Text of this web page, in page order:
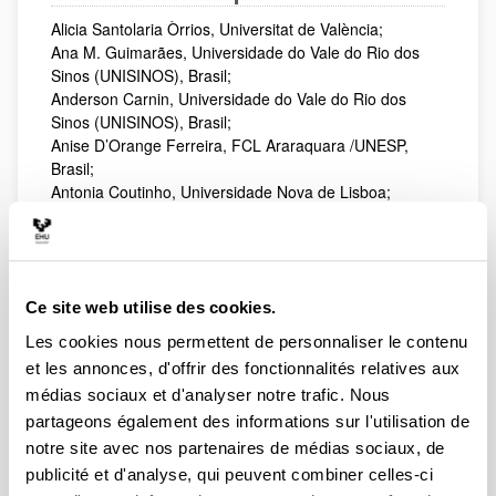
Ce site web utilise des cookies.
Les cookies nous permettent de personnaliser le contenu
et les annonces, d'offrir des fonctionnalités relatives aux
médias sociaux et d'analyser notre trafic. Nous
partageons également des informations sur l'utilisation de
notre site avec nos partenaires de médias sociaux, de
publicité et d'analyse, qui peuvent combiner celles-ci
Alicia Santolaria Òrrios, Universitat de València;
Ana M. Guimarães, Universidade do Vale do Rio dos
Sinos (UNISINOS), Brasil;
Anderson Carnin, Universidade do Vale do Rio dos
Sinos (UNISINOS), Brasil;
Anise D’Orange Ferreira, FCL Araraquara /UNESP,
Brasil;
Antonia Coutinho, Universidade Nova de Lisboa;
Arantza Ozaeta, Mondragon Unibertsitatea;
Paraiba (UFPB), Brasil;
Dora Riestra, Universidad Nacional de Río Negro,
Argentina;
Ecaterina Bulea-Bronckart, Université de Genève;
Eliane Lousada, USP Sao Paulo, Brasil;
Enlli Thomas, Bangor University, Gales, UK;
Ermelinda Barricelli, USP Sao Paulo, Brasil;
Esti Amorrortu, Universidad de Deusto;
Eulália Leurquin, Universidade Federal do Ceará (UFC),